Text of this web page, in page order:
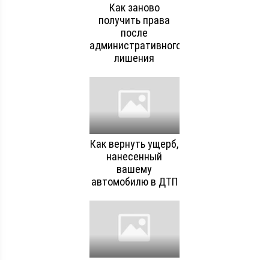
Как заново
получить права
после
административного
лишения
Как вернуть ущерб,
нанесенный
вашему
автомобилю в ДТП